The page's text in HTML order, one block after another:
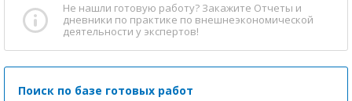
Не нашли готовую работу? Закажите Отчеты и
дневники по практике по внешнеэкономической
деятельности у экспертов!
Поиск по базе готовых работ